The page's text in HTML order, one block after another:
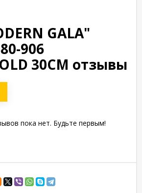
GALA"
906
30СМ отзывы
пока нет. Будьте первым!